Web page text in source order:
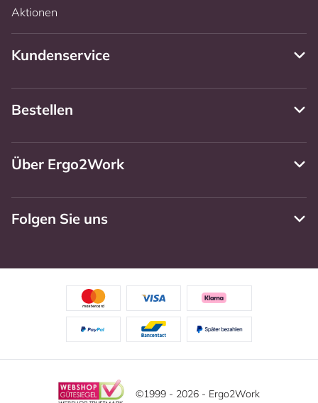
Aktionen
Kundenservice
Bestellen
Über Ergo2Work
Folgen Sie uns
©1999 - 2026 - Ergo2Work